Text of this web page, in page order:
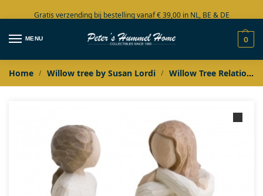
Gratis verzending bij bestelling vanaf € 39,00 in NL, BE & DE
Grote collectie in voorraad
MENU 0
Home / Willow tree by Susan Lordi / Willow Tree Relationships